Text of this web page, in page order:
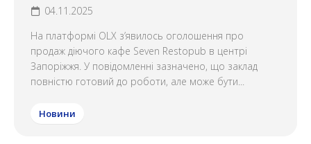
04.11.2025
На платформі OLX з’явилось оголошення про
продаж діючого кафе Seven Restopub в центрі
Запоріжжя. У повідомленні зазначено, що заклад
повністю готовий до роботи, але може бути...
Новини